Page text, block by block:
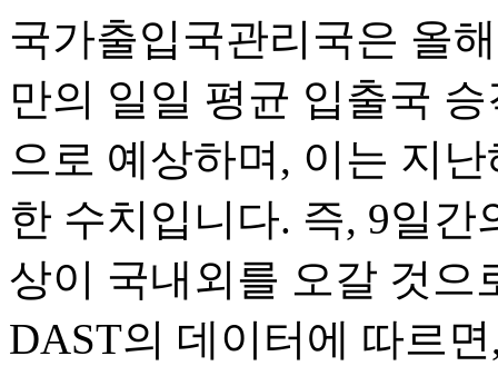
국가출입국관리국은 올
만의 일일 평균 입출국
으로 예상하며, 이는 지
한 수치입니다. 즉, 9일간
상이 국내외를 오갈 것으
DAST의 데이터에 따르